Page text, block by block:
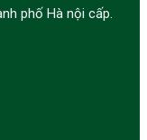
phố Hà nội cấp.